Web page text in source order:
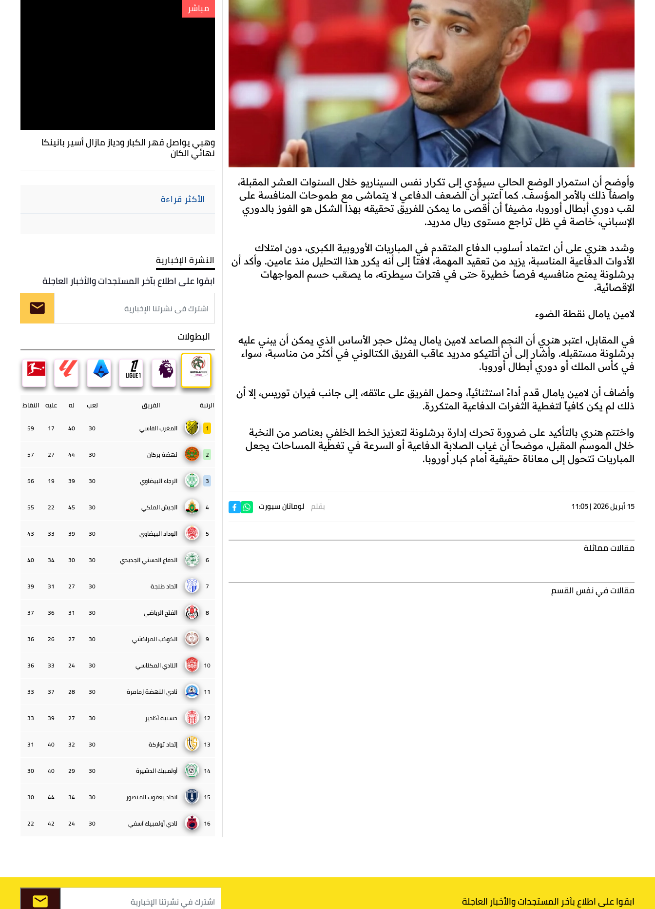
وأوضح أن استمرار الوضع الحالي سيؤدي إلى تكرار نفس السيناريو خلال السنوات العشر المقبلة،
واصفاً ذلك بالأمر المؤسف. كما اعتبر أن الضعف الدفاعي لا يتماشى مع طموحات المنافسة على
لقب دوري أبطال أوروبا، مضيفاً أن أقصى ما يمكن للفريق تحقيقه بهذا الشكل هو الفوز بالدوري
الإسباني، خاصة في ظل تراجع مستوى ريال مدريد.
وشدد هنري على أن اعتماد أسلوب الدفاع المتقدم في المباريات الأوروبية الكبرى، دون امتلاك
الأدوات الدفاعية المناسبة، يزيد من تعقيد المهمة، لافتاً إلى أنه يكرر هذا التحليل منذ عامين. وأكد أن
برشلونة يمنح منافسيه فرصاً خطيرة حتى في فترات سيطرته، ما يصعّب حسم المواجهات
الإقصائية.
لامين يامال نقطة الضوء
في المقابل، اعتبر هنري أن النجم الصاعد لامين يامال يمثل حجر الأساس الذي يمكن أن يبني عليه
برشلونة مستقبله. وأشار إلى أن أتلتيكو مدريد عاقب الفريق الكتالوني في أكثر من مناسبة، سواء
في كأس الملك أو دوري أبطال أوروبا.
وأضاف أن لامين يامال قدم أداءً استثنائياً، وحمل الفريق على عاتقه، إلى جانب فيران توريس، إلا أن
ذلك لم يكن كافياً لتغطية الثغرات الدفاعية المتكررة.
واختتم هنري بالتأكيد على ضرورة تحرك إدارة برشلونة لتعزيز الخط الخلفي بعناصر من النخبة
خلال الموسم المقبل، موضحاً أن غياب الصلابة الدفاعية أو السرعة في تغطية المساحات يجعل
المباريات تتحول إلى معاناة حقيقية أمام كبار أوروبا.
15 أبريل 2026 | 11:05 بقلم لوماتان سبورت
مقالات مماثلة
مقالات في نفس القسم
مباشر
وهبي يواصل قهر الكبار ودياز مازال أسير بانينكا
نهائي الكان
الأكثر قراءة
النشرة الإخبارية
ابقوا على اطلاع بآخر المستجدات والأخبار العاجلة
البطولات
الرتبة الفريق لعب له عليه النقاط
1 المغرب الفاسي 30
40
17
59
2 نهضة بركان 30
44
27
57
3 الرجاء البيضاوي 30
39
19
56
4 الجيش الملكي 30
45
22
55
5 الوداد البيضاوي 30
39
33
43
6 الدفاع الحسني الجديدي 30
30
34
40
7 اتحاد طنجة 30
27
31
39
8 الفتح الرياضي 30
31
36
37
9 الكوكب المراكشي 30
27
26
36
10 النادي المكناسي 30
24
33
36
11 نادي النهضة زمامرة 30
28
37
33
12 حسنية أكادير 30
27
39
33
13 إتحاد تواركة 30
32
40
31
14 أولمبيك الدشيرة 30
29
40
30
15 اتحاد يعقوب المنصور 30
34
44
30
16 نادي أولمبيك آسفي 30
24
42
22
ابقوا على اطلاع بآخر المستجدات والأخبار العاجلة